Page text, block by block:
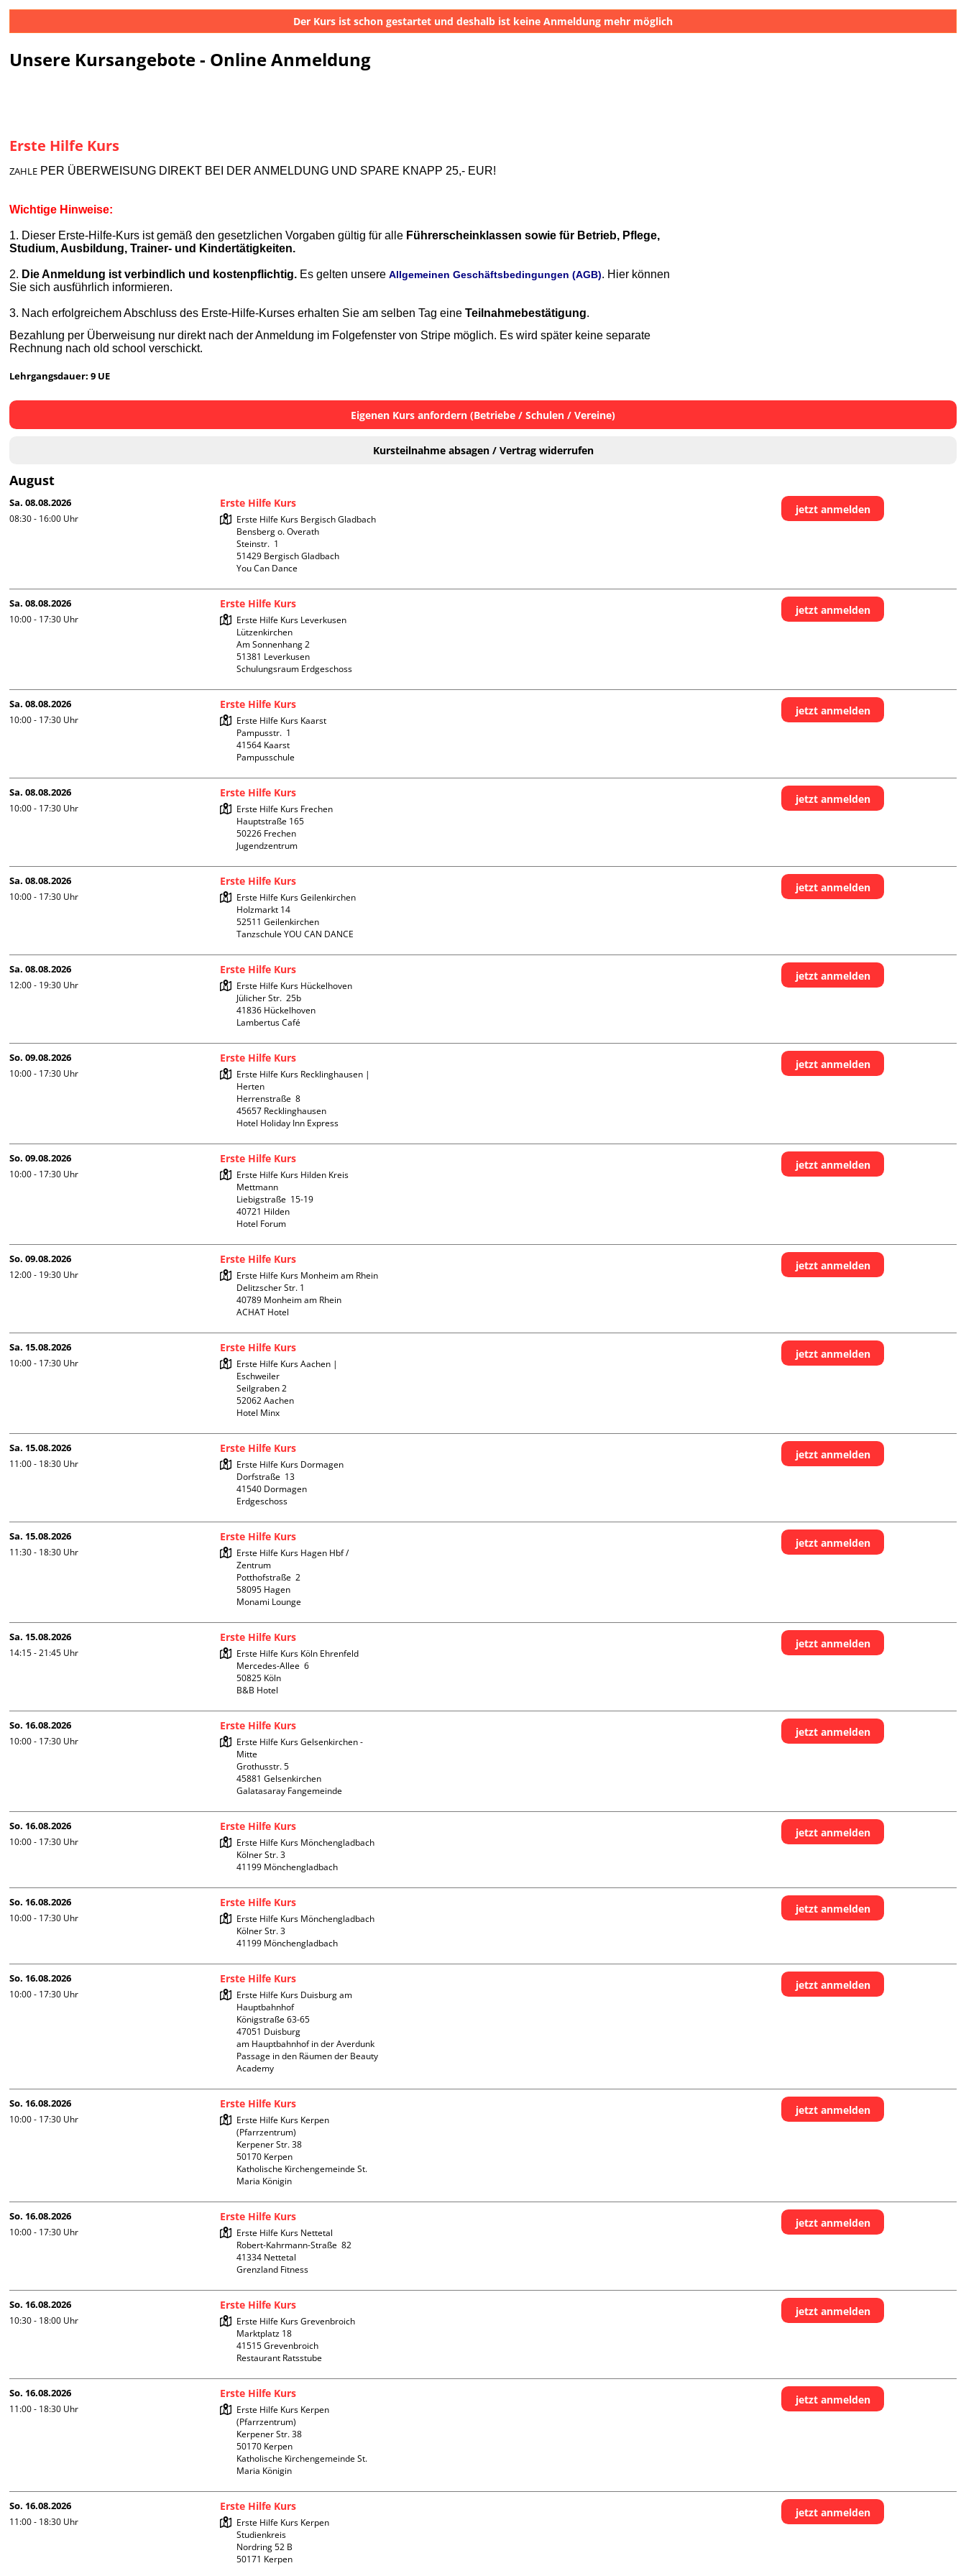
Der Kurs ist schon gestartet und deshalb ist keine Anmeldung mehr möglich
Unsere Kursangebote - Online Anmeldung
Erste Hilfe Kurs
ZAHLE PER ÜBERWEISUNG DIREKT BEI DER ANMELDUNG UND SPARE KNAPP 25,- EUR!
Wichtige Hinweise:
1. Dieser Erste-Hilfe-Kurs ist gemäß den gesetzlichen Vorgaben gültig für alle Führerscheinklassen sowie für Betrieb, Pflege,
Studium, Ausbildung, Trainer- und Kindertätigkeiten.
2. Die Anmeldung ist verbindlich und kostenpflichtig. Es gelten unsereAllgemeinen Geschäftsbedingungen (AGB). Hier können
Sie sich ausführlich informieren.
3. Nach erfolgreichem Abschluss des Erste-Hilfe-Kurses erhalten Sie am selben Tag eineTeilnahmebestätigung.
Bezahlung per Überweisung nur direkt nach der Anmeldung im Folgefenster von Stripe möglich. Es wird später keine separate
Rechnung nach old school verschickt.
Lehrgangsdauer: 9 UE
Eigenen Kurs anfordern (Betriebe / Schulen / Vereine)
Kursteilnahme absagen / Vertrag widerrufen
August
Sa. 08.08.2026
08:30 - 16:00 Uhr
Erste Hilfe Kurs
Erste Hilfe Kurs Bergisch Gladbach
Bensberg o. Overath
Steinstr.  1
51429 Bergisch Gladbach
You Can Dance
jetzt anmelden
Sa. 08.08.2026
10:00 - 17:30 Uhr
Erste Hilfe Kurs
Erste Hilfe Kurs Leverkusen
Lützenkirchen
Am Sonnenhang 2
51381 Leverkusen
Schulungsraum Erdgeschoss
jetzt anmelden
Sa. 08.08.2026
10:00 - 17:30 Uhr
Erste Hilfe Kurs
Erste Hilfe Kurs Kaarst
Pampusstr.  1
41564 Kaarst
Pampusschule
jetzt anmelden
Sa. 08.08.2026
10:00 - 17:30 Uhr
Erste Hilfe Kurs
Erste Hilfe Kurs Frechen
Hauptstraße 165
50226 Frechen
Jugendzentrum
jetzt anmelden
Sa. 08.08.2026
10:00 - 17:30 Uhr
Erste Hilfe Kurs
Erste Hilfe Kurs Geilenkirchen
Holzmarkt 14
52511 Geilenkirchen
Tanzschule YOU CAN DANCE
jetzt anmelden
Sa. 08.08.2026
12:00 - 19:30 Uhr
Erste Hilfe Kurs
Erste Hilfe Kurs Hückelhoven
Jülicher Str.  25b
41836 Hückelhoven
Lambertus Café
jetzt anmelden
So. 09.08.2026
10:00 - 17:30 Uhr
Erste Hilfe Kurs
Erste Hilfe Kurs Recklinghausen |
Herten
Herrenstraße  8
45657 Recklinghausen
Hotel Holiday Inn Express
jetzt anmelden
So. 09.08.2026
10:00 - 17:30 Uhr
Erste Hilfe Kurs
Erste Hilfe Kurs Hilden Kreis
Mettmann
Liebigstraße  15-19
40721 Hilden
Hotel Forum
jetzt anmelden
So. 09.08.2026
12:00 - 19:30 Uhr
Erste Hilfe Kurs
Erste Hilfe Kurs Monheim am Rhein
Delitzscher Str. 1
40789 Monheim am Rhein
ACHAT Hotel
jetzt anmelden
Sa. 15.08.2026
10:00 - 17:30 Uhr
Erste Hilfe Kurs
Erste Hilfe Kurs Aachen |
Eschweiler
Seilgraben 2
52062 Aachen
Hotel Minx
jetzt anmelden
Sa. 15.08.2026
11:00 - 18:30 Uhr
Erste Hilfe Kurs
Erste Hilfe Kurs Dormagen
Dorfstraße  13
41540 Dormagen
Erdgeschoss
jetzt anmelden
Sa. 15.08.2026
11:30 - 18:30 Uhr
Erste Hilfe Kurs
Erste Hilfe Kurs Hagen Hbf /
Zentrum
Potthofstraße  2
58095 Hagen
Monami Lounge
jetzt anmelden
Sa. 15.08.2026
14:15 - 21:45 Uhr
Erste Hilfe Kurs
Erste Hilfe Kurs Köln Ehrenfeld
Mercedes-Allee  6
50825 Köln
B&B Hotel
jetzt anmelden
So. 16.08.2026
10:00 - 17:30 Uhr
Erste Hilfe Kurs
Erste Hilfe Kurs Gelsenkirchen -
Mitte
Grothusstr. 5
45881 Gelsenkirchen
Galatasaray Fangemeinde
jetzt anmelden
So. 16.08.2026
10:00 - 17:30 Uhr
Erste Hilfe Kurs
Erste Hilfe Kurs Mönchengladbach
Kölner Str. 3
jetzt anmelden
So. 16.08.2026
10:00 - 17:30 Uhr
Erste Hilfe Kurs
Erste Hilfe Kurs Mönchengladbach
Kölner Str. 3
jetzt anmelden
So. 16.08.2026
10:00 - 17:30 Uhr
Erste Hilfe Kurs
Erste Hilfe Kurs Duisburg am
Hauptbahnhof
Königstraße 63-65
47051 Duisburg
am Hauptbahnhof in der Averdunk
Passage in den Räumen der Beauty
Academy
jetzt anmelden
So. 16.08.2026
10:00 - 17:30 Uhr
Erste Hilfe Kurs
Erste Hilfe Kurs Kerpen
(Pfarrzentrum)
Kerpener Str. 38
50170 Kerpen
Katholische Kirchengemeinde St.
Maria Königin
jetzt anmelden
So. 16.08.2026
10:00 - 17:30 Uhr
Erste Hilfe Kurs
Erste Hilfe Kurs Nettetal
Robert-Kahrmann-Straße  82
41334 Nettetal
Grenzland Fitness
jetzt anmelden
So. 16.08.2026
10:30 - 18:00 Uhr
Erste Hilfe Kurs
Erste Hilfe Kurs Grevenbroich
Marktplatz 18
41515 Grevenbroich
Restaurant Ratsstube
jetzt anmelden
So. 16.08.2026
11:00 - 18:30 Uhr
Erste Hilfe Kurs
Erste Hilfe Kurs Kerpen
(Pfarrzentrum)
Kerpener Str. 38
50170 Kerpen
Katholische Kirchengemeinde St.
Maria Königin
jetzt anmelden
So. 16.08.2026
11:00 - 18:30 Uhr
Erste Hilfe Kurs
Erste Hilfe Kurs Kerpen
Studienkreis
Nordring 52 B
jetzt anmelden